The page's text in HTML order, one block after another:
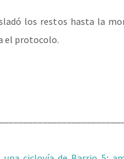
los restos hasta la
el protocolo.